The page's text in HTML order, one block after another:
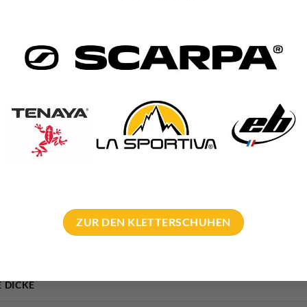
ZUR DEN KLETTERSCHUHEN
Meeresnähe sind:
Stahl
die Verwendung in Meeresnähe
Thema Bohrhaken beimDAV
DICKE